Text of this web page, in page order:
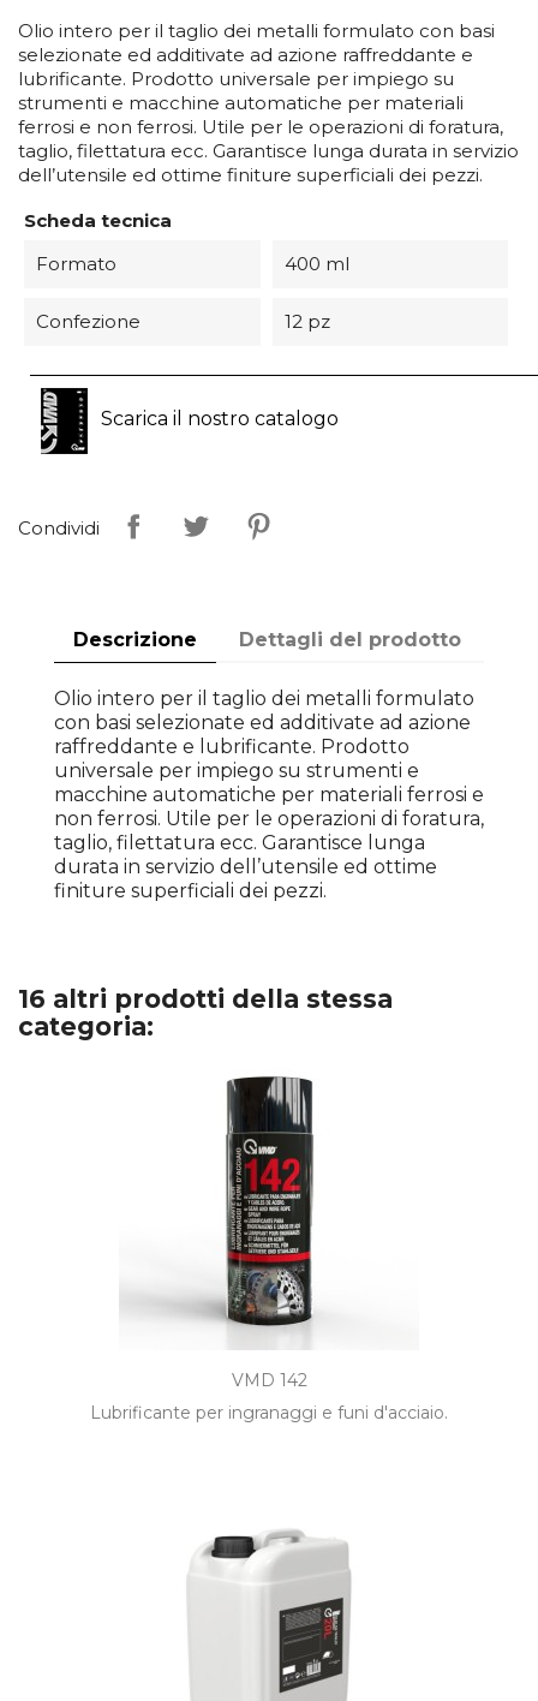
Olio intero per il taglio dei metalli formulato con basi
selezionate ed additivate ad azione raffreddante e
lubrificante. Prodotto universale per impiego su
strumenti e macchine automatiche per materiali
ferrosi e non ferrosi. Utile per le operazioni di foratura,
taglio, filettatura ecc. Garantisce lunga durata in servizio
dell’utensile ed ottime finiture superficiali dei pezzi.
Scheda tecnica
Formato
400 ml
Confezione 12 pz
Scarica il nostro catalogo
Condividi
Descrizione Dettagli del prodotto
Olio intero per il taglio dei metalli formulato
con basi selezionate ed additivate ad azione
raffreddante e lubrificante. Prodotto
universale per impiego su strumenti e
macchine automatiche per materiali ferrosi e
non ferrosi. Utile per le operazioni di foratura,
taglio, filettatura ecc. Garantisce lunga
durata in servizio dell’utensile ed ottime
finiture superficiali dei pezzi.
16 altri prodotti della stessa
categoria:
VMD 142
Lubrificante per ingranaggi e funi d'acciaio.